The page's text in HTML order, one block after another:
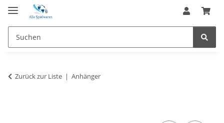
Zurück zur Liste Anhänger